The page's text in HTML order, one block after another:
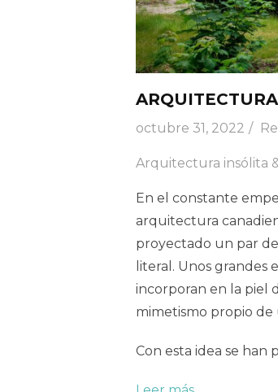
octubre 31, 2022
Arquitectura insólita
En el constante
arquitectura
proyectado un par
literal. Unos grandes
incorporan en la piel
mimetismo propio de
Con esta idea se han